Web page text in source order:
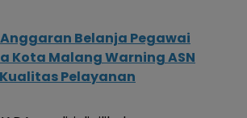
Anggaran Belanja Pegawai
Kota Malang Warning ASN
Pelayanan